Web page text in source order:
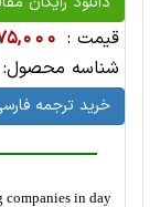
قیمت :
شناسه محصول:
خرید ترجمه
companies in day